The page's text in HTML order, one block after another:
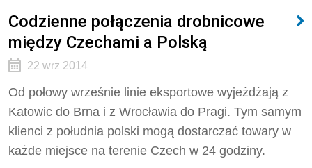
Codzienne połączenia drobnicowe
między Czechami a Polską
22 wrz 2014
Od połowy wrześnie linie eksportowe wyjeżdżają z
Katowic do Brna i z Wrocławia do Pragi. Tym samym
klienci z południa polski mogą dostarczać towary w
każde miejsce na terenie Czech w 24 godziny.